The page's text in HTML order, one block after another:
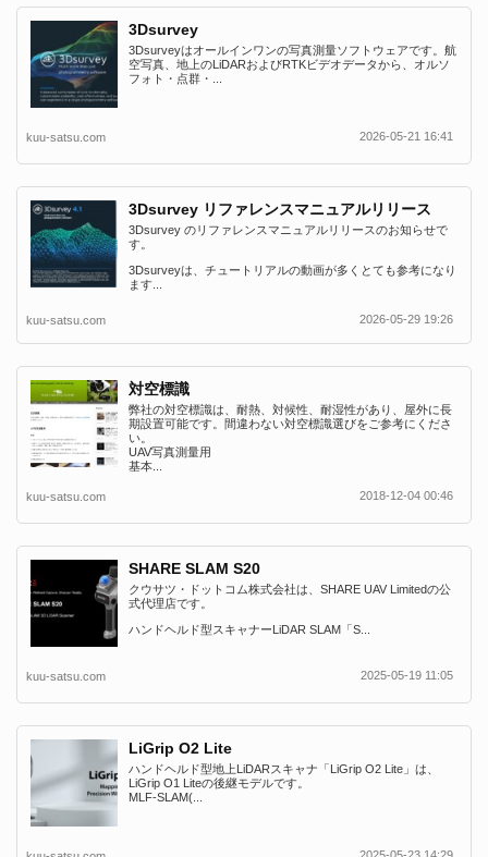
3Dsurvey
3Dsurveyはオールインワンの写真測量ソフトウェアです。航
空写真、地上のLiDARおよびRTKビデオデータから、オルソ
フォト・点群・...
kuu-satsu.com 2026-05-21 16:41
3Dsurvey リファレンスマニュアルリリース
3Dsurvey のリファレンスマニュアルリリースのお知らせで
す。
3Dsurveyは、チュートリアルの動画が多くとても参考になり
ます...
kuu-satsu.com 2026-05-29 19:26
対空標識
弊社の対空標識は、耐熱、対候性、耐湿性があり、屋外に長
期設置可能です。間違わない対空標識選びをご参考にくださ
い。
UAV写真測量用
基本...
kuu-satsu.com 2018-12-04 00:46
SHARE SLAM S20
クウサツ・ドットコム株式会社は、SHARE UAV Limitedの公
式代理店です。
ハンドヘルド型スキャナーLiDAR SLAM「S...
kuu-satsu.com 2025-05-19 11:05
LiGrip O2 Lite
ハンドヘルド型地上LiDARスキャナ「LiGrip O2 Lite」は、
LiGrip O1 Liteの後継モデルです。
MLF-SLAM(...